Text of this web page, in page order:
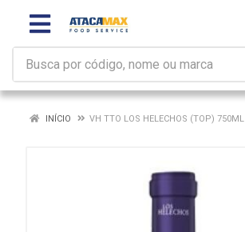
INÍCIO VH TTO LOS HELECHOS (TOP) 750ML